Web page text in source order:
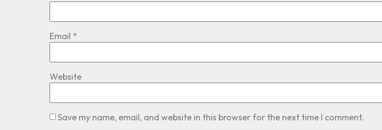
Email *
Website
Save my name, email, and website in this browser for the next time I comment.